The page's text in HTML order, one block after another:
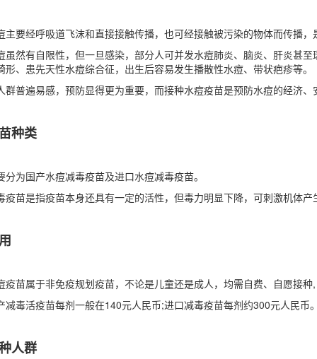
主要经呼吸道飞沫和直接接触传播，也可经接触被污染的物体而传播
虽然有自限性，但一旦感染，部分人可并发水痘肺炎、脑炎、肝炎甚
形、患先天性水痘综合征，出生后容易发生播散性水痘、带状疤疹等。
群普遍易感，预防显得更为重要，而接种水痘疫苗是预防水痘的经济
种类
分为国产水痘减毒疫苗及进口水痘减毒疫苗。
疫苗是指疫苗本身还具有一定的活性，但毒力明显下降，可刺激机体
疫苗属于非免疫规划疫苗，不论是儿童还是成人，均需自费、自愿接种,
减毒活疫苗每剂一般在140元人民币;进口减毒疫苗每剂约300元人民币
人群